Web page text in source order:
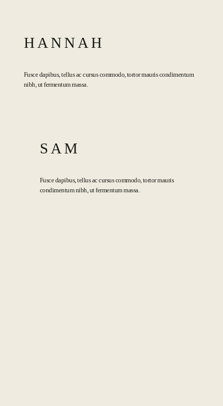
HANNAH
Fusce dapibus, tellus ac cursus commodo, tortor mauris condimentum
nibh, ut fermentum massa.
SAM
Fusce dapibus, tellus ac cursus commodo, tortor mauris
condimentum nibh, ut fermentum massa.